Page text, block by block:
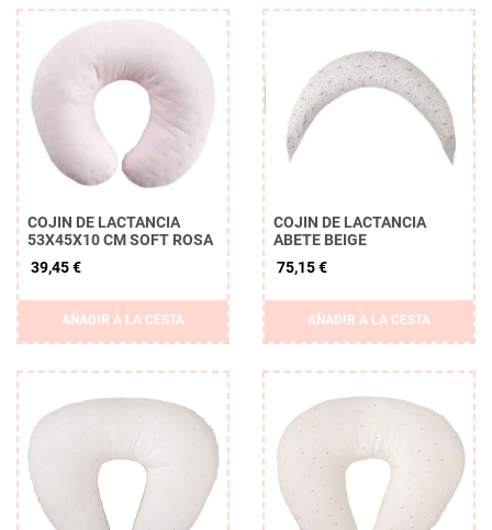
Borrar
APLICAR
COJIN DE LACTANCIA
53X45X10 CM SOFT ROSA
39,45 €
AÑADIR A LA CESTA
COJIN DE LACTANCIA
ABETE BEIGE
75,15 €
AÑADIR A LA CESTA